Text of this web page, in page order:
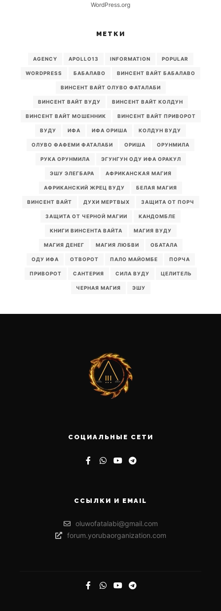
WordPress.org
МЕТКИ
AGENCY APOLLO13 INFORMATION POPULAR
WORDPRESS БАБАЛАВО ВИНСЕНТ ВАЙТ БАБАЛАВО
ВИНСЕНТ ВАЙТ ОЛУВО ФАТАЛАБИ
ВИНСЕНТ ВАЙТ ВУДУ ВИНСЕНТ ВАЙТ КОЛДУН
ВИНСЕНТ ВАЙТ МОШЕННИК ВИНСЕНТ ВАЙТ ПРИВОРОТ
ВУДУ ИФА ИФА ОРИША КОЛДУН ВУДУ
ОЛУВО ФАФЕМИ ФАТАЛАБИ ОРИША ОРУНМИЛА
РУКА ОРУНМИЛА ЭГУНГУН ОДУ ИФА ОРАКУЛ
ЭШУ ЭЛЕГБАРА АФРИКАНСКАЯ МАГИЯ
АФРИКАНСКИЙ ЖРЕЦ ВУДУ БЕЛАЯ МАГИЯ
ВИНСЕНТ ВАЙТ ДУХИ МЕРТВЫХ ЗАЩИТА ОТ ПОРЧ
ЗАЩИТА ОТ ЧЕРНОЙ МАГИИ КАНДОМБЛЕ
КНИГИ ВИНСЕНТА ВАЙТА МАГИЯ ВУДУ
МАГИЯ ДЕНЕГ МАГИЯ ЛЮБВИ ОБАТАЛА
ОДУ ИФА ОТВОРОТ ПАЛО МАЙОМБЕ ПОРЧА
ПРИВОРОТ САНТЕРИЯ СИЛА ВУДУ ЦЕЛИТЕЛЬ
ЧЕРНАЯ МАГИЯ ЭШУ
СОЦИАЛЬНЫЕ СЕТИ
ССЫЛКИ И EMAIL
oluwofatalabi@gmail.com
forum.yorubaorganization.com